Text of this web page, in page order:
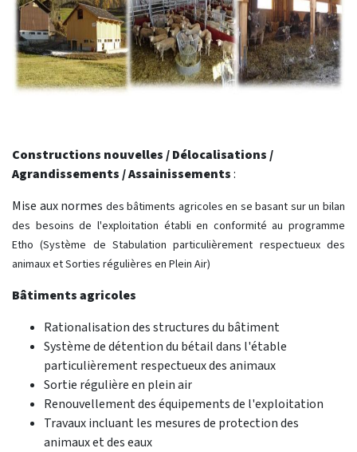
Constructions nouvelles / Délocalisations /
Agrandissements / Assainissements:
Mise aux normes des bâtiments agricoles en se basant sur un bilan
des besoins de l'exploitation établi en conformité au programme
Etho (Système de Stabulation particulièrement respectueux des
animaux et Sorties régulières en Plein Air)
Bâtiments agricoles
Rationalisation des structures du bâtiment
Système de détention du bétail dans l'étable
particulièrement respectueux des animaux
Sortie régulière en plein air
Renouvellement des équipements de l'exploitation
Travaux incluant les mesures de protection des
animaux et des eaux